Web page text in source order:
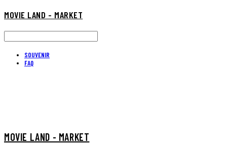
MOVIE LAND - MARKET
SOUVENIR
FAQ
MOVIE LAND - MARKET